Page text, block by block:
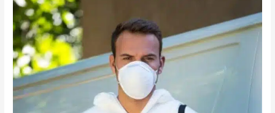
مكافحة
حشرات
بالرياض